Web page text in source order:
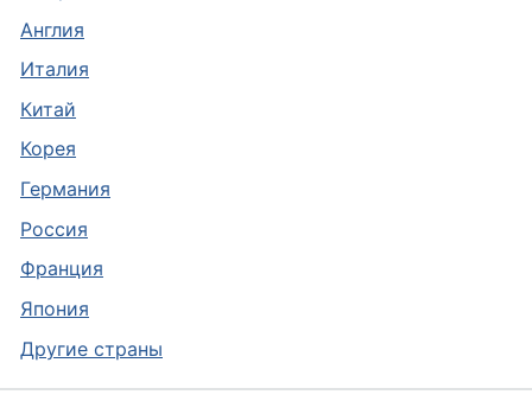
Англия
Италия
Китай
Корея
Германия
Россия
Франция
Япония
Другие страны